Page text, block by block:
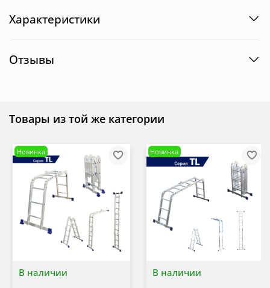
Характеристики
Отзывы
Товары из той же категории
В наличии
Новинка
В наличии
Новинка